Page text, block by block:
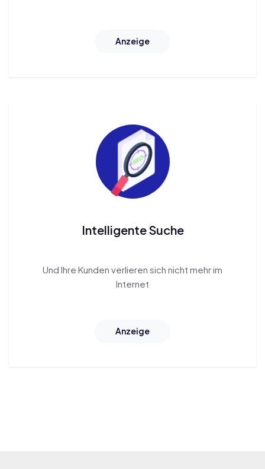
Anzeige
Intelligente Suche
Und Ihre Kunden verlieren sich nicht mehr im
Internet
Anzeige